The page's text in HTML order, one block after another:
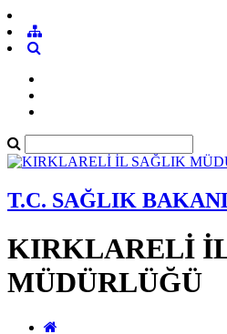
T.C. SAĞLIK
KIRKLARELİ
MÜDÜRLÜĞÜ